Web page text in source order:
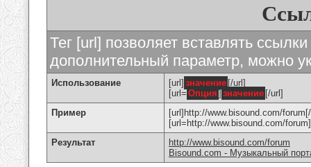
Тег [url] позволяет вставлять
дополнительный параметр, можно
Использование [url] значение [/url]
[url= Опция ] значение [/url]
Пример
[url]http://www.bisound.com/
[url=http://www.bisound.com/
Результат
http://www.bisound.com/forum
Bisound.com - Музыкальный